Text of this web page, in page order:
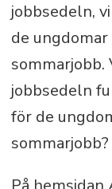
jobbsedeln,
de
jobbsedeln
för de
sommarjobb?